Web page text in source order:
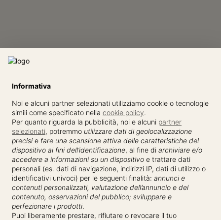
Informativa
Noi e alcuni partner selezionati utilizziamo cookie o tecnologie
simili come specificato nella cookie policy.
Per quanto riguarda la pubblicità, noi e alcuni partner
selezionati, potremmo utilizzare dati di geolocalizzazione
precisie fare una scansione attiva delle caratteristiche del
dispositivo ai fini dell’identificazione, al fine di archiviare e/o
accedere a informazioni su un dispositivo e trattare dati
personali (es. dati di navigazione, indirizzi IP, dati di utilizzo o
identificativi univoci) per le seguenti finalità: annunci e
contenuti personalizzati, valutazione dell’annuncio e del
contenuto, osservazioni del pubblico; sviluppare e
perfezionare i prodotti.
Puoi liberamente prestare, rifiutare o revocare il tuo